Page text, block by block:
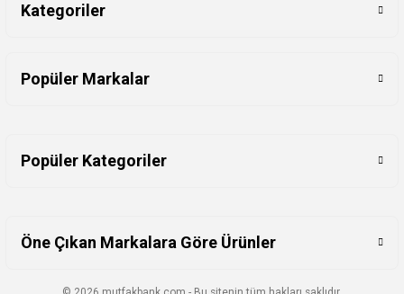
Kategoriler
Popüler Markalar
Popüler Kategoriler
Öne Çıkan Markalara Göre Ürünler